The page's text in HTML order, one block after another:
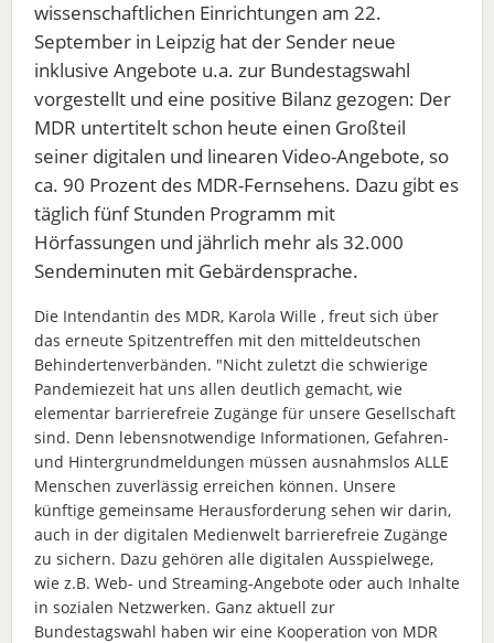
wissenschaftlichen Einrichtungen am 22.
September in Leipzig hat der Sender neue
inklusive Angebote u.a. zur Bundestagswahl
vorgestellt und eine positive Bilanz gezogen: Der
MDR untertitelt schon heute einen Großteil
seiner digitalen und linearen Video-Angebote, so
ca. 90 Prozent des MDR-Fernsehens. Dazu gibt es
täglich fünf Stunden Programm mit
Hörfassungen und jährlich mehr als 32.000
Sendeminuten mit Gebärdensprache.
Die Intendantin des MDR, Karola Wille , freut sich über
das erneute Spitzentreffen mit den mitteldeutschen
Behindertenverbänden. "Nicht zuletzt die schwierige
Pandemiezeit hat uns allen deutlich gemacht, wie
elementar barrierefreie Zugänge für unsere Gesellschaft
sind. Denn lebensnotwendige Informationen, Gefahren-
und Hintergrundmeldungen müssen ausnahmslos ALLE
Menschen zuverlässig erreichen können. Unsere
künftige gemeinsame Herausforderung sehen wir darin,
auch in der digitalen Medienwelt barrierefreie Zugänge
zu sichern. Dazu gehören alle digitalen Ausspielwege,
wie z.B. Web- und Streaming-Angebote oder auch Inhalte
in sozialen Netzwerken. Ganz aktuell zur
Bundestagswahl haben wir eine Kooperation von MDR